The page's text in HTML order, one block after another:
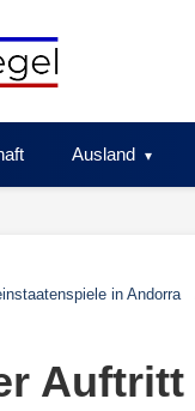
Ausland
in Andorra